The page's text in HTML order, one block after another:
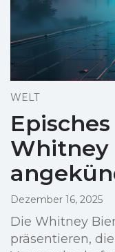
WELT
Whitney
Dezember 16, 2025
Die Whitney
präsentieren,